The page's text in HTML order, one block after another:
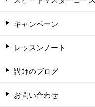
キャンペーン
レッスンノート
講師のブログ
お問い合わせ